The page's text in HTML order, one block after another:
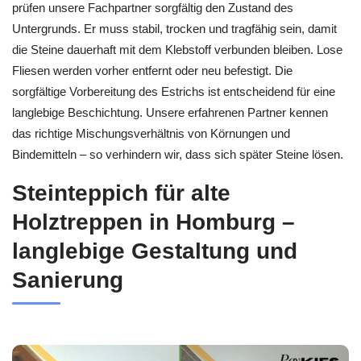
prüfen unsere Fachpartner sorgfältig den Zustand des
Untergrunds. Er muss stabil, trocken und tragfähig sein, damit
die Steine dauerhaft mit dem Klebstoff verbunden bleiben. Lose
Fliesen werden vorher entfernt oder neu befestigt. Die
sorgfältige Vorbereitung des Estrichs ist entscheidend für eine
langlebige Beschichtung. Unsere erfahrenen Partner kennen
das richtige Mischungsverhältnis von Körnungen und
Bindemitteln – so verhindern wir, dass sich später Steine lösen.
Steinteppich für alte
Holztreppen in Homburg –
langlebige Gestaltung und
Sanierung